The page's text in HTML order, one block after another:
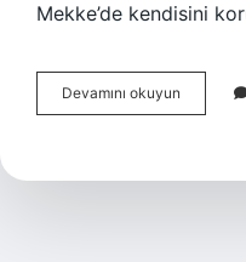
Mekke’de kendisini
Devamını okuyun
Ne